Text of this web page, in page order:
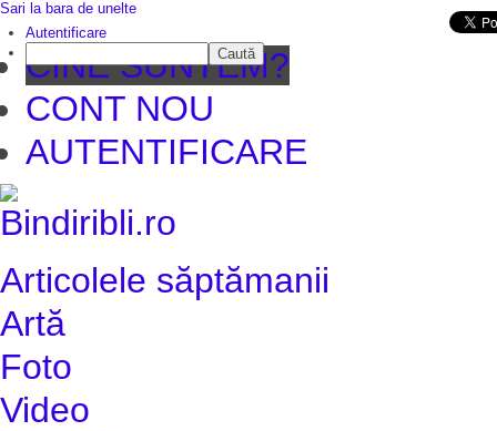
CINE SUNTEM?
CONT NOU
AUTENTIFICARE
Articolele săptămanii
Artă
Foto
Video
Sari la bara de unelte
Autentificare
Caută